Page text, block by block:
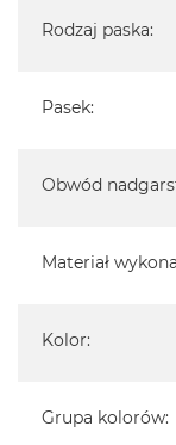
Rodzaj paska:
Pasek:
Obwód
Materiał
Kolor:
Grupa kolorów: